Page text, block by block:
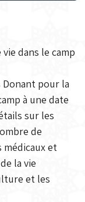
dans le camp
Donant pour la
à une date
sur les
de
et
la vie
et les